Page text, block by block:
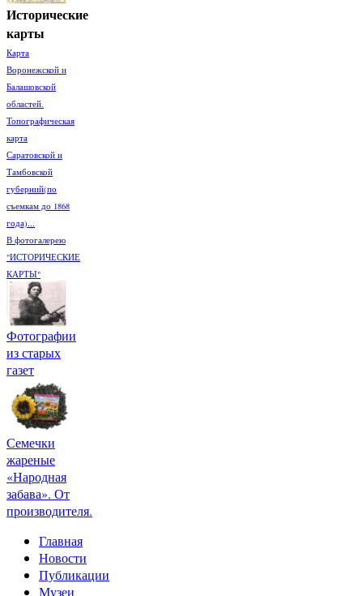
Исторические
карты
Карта
Воронежской и
Балашовской
областей.
Топографическая
карта
Саратовской и
Тамбовской
губерний(по
съемкам до 1868
года)...
В фотогалерею
"ИСТОРИЧЕСКИЕ
КАРТЫ"
Фотографии
из старых
газет
Семечки
жареные
«Народная
забава». От
производителя.
Главная
Новости
Публикации
Музеи